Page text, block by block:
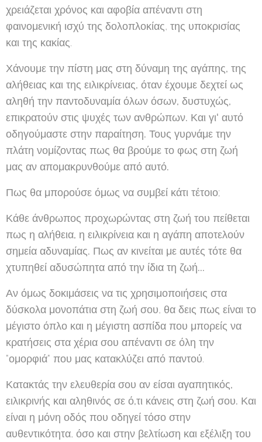
χρειάζεται χρόνος και αφοβία απέναντι στη
φαινομενική ισχύ της δολοπλοκίας, της υποκρισίας
και της κακίας.
Χάνουμε την πίστη μας στη δύναμη της αγάπης, της
αλήθειας και της ειλικρίνειας, όταν έχουμε δεχτεί ως
αληθή την παντοδυναμία όλων όσων, δυστυχώς,
επικρατούν στις ψυχές των ανθρώπων. Και γι' αυτό
οδηγούμαστε στην παραίτηση. Τους γυρνάμε την
πλάτη νομίζοντας πως θα βρούμε το φως στη ζωή
μας αν απομακρυνθούμε από αυτό.
Πως θα μπορούσε όμως να συμβεί κάτι τέτοιο;
Κάθε άνθρωπος προχωρώντας στη ζωή του πείθεται
πως η αλήθεια, η ειλικρίνεια και η αγάπη αποτελούν
σημεία αδυναμίας. Πως αν κινείται με αυτές τότε θα
χτυπηθεί αδυσώπητα από την ίδια τη ζωή...
Αν όμως δοκιμάσεις να τις χρησιμοποιήσεις στα
δύσκολα μονοπάτια στη ζωή σου, θα δεις πως είναι το
μέγιστο όπλο και η μέγιστη ασπίδα που μπορείς να
κρατήσεις στα χέρια σου απέναντι σε όλη την
"ομορφιά" που μας κατακλύζει από παντού.
Κατακτάς την ελευθερία σου αν είσαι αγαπητικός,
ειλικρινής και αληθινός σε ό,τι κάνεις στη ζωή σου. Και
είναι η μόνη οδός που οδηγεί τόσο στην
αυθεντικότητα, όσο και στην βελτίωση και εξέλιξη του